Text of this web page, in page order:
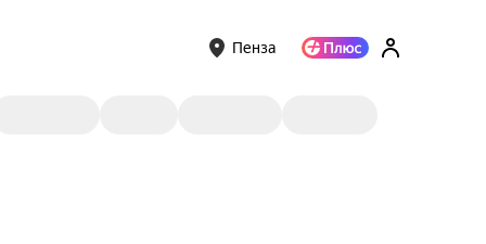
Пенза